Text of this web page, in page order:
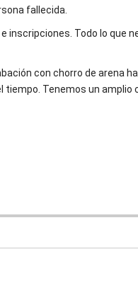
fallecida.
inscripciones. Todo lo que
con chorro de arena
tiempo. Tenemos un